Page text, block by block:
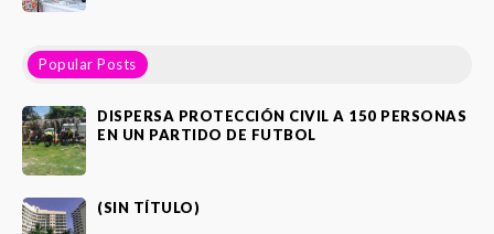
Popular Posts
DISPERSA PROTECCIÓN CIVIL A 150 PERSONAS
EN UN PARTIDO DE FUTBOL
(SIN TÍTULO)